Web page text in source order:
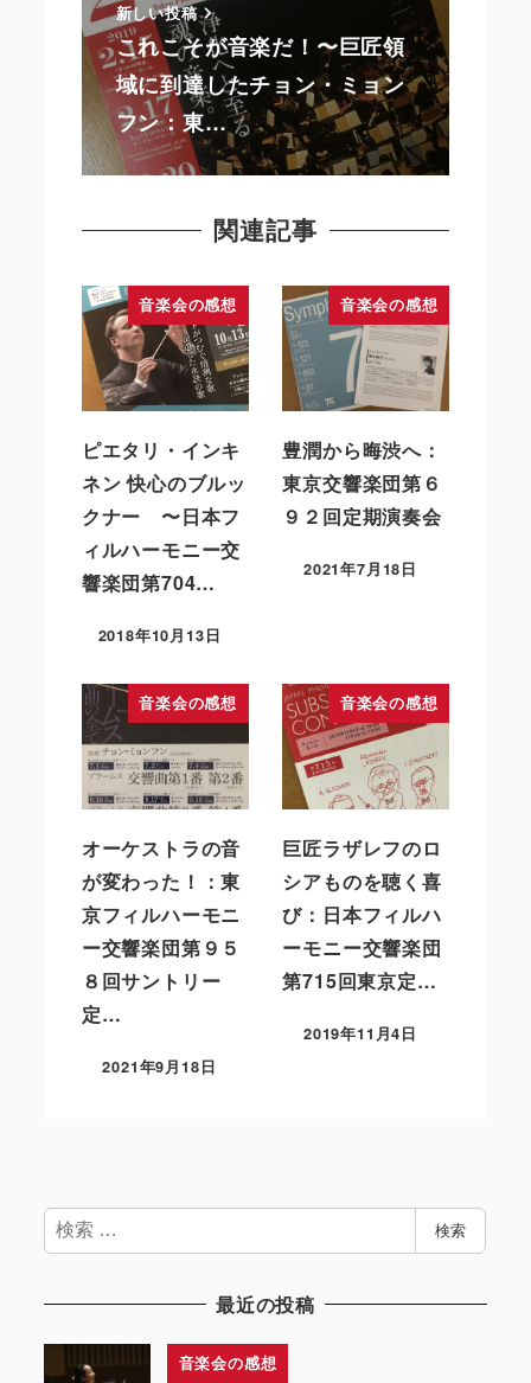
新しい投稿
これこそが音楽だ！〜巨匠領
域に到達したチョン・ミョン
フン：東…
関連記事
音楽会の感想
ピエタリ・インキ
ネン 快心のブルッ
クナー 〜日本フ
ィルハーモニー交
響楽団第704…
2018年10月13日
音楽会の感想
豊潤から晦渋へ：
東京交響楽団第６
９２回定期演奏会
2021年7月18日
音楽会の感想
オーケストラの音
が変わった！：東
京フィルハーモニ
ー交響楽団第９５
８回サントリー
定…
2021年9月18日
音楽会の感想
巨匠ラザレフのロ
シアものを聴く喜
び：日本フィルハ
ーモニー交響楽団
第715回東京定…
2019年11月4日
検
索
検索
最近の投稿
音楽会の感想